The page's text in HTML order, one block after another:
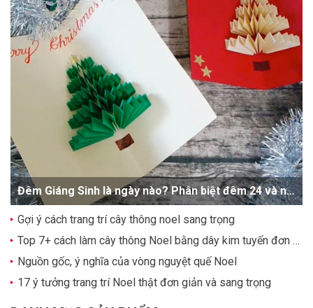
Đêm Giáng Sinh là ngày nào? Phân biệt đêm 24 và ngày 25/12
Gợi ý cách trang trí cây thông noel sang trọng
Top 7+ cách làm cây thông Noel bằng dây kim tuyến đơn giản, dễ thương
Nguồn gốc, ý nghĩa của vòng nguyệt quế Noel
17 ý tưởng trang trí Noel thật đơn giản và sang trọng